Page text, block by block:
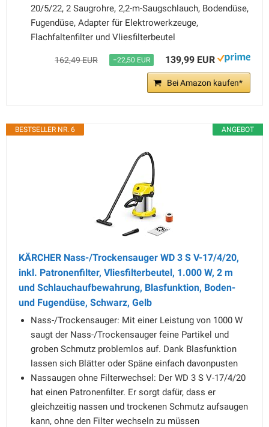
20/5/22, 2 Saugrohre, 2,2-m-Saugschlauch, Bodendüse,
Fugendüse, Adapter für Elektrowerkzeuge,
Flachfaltenfilter und Vliesfilterbeutel
162,49 EUR −22,50 EUR 139,99 EUR
Bei Amazon kaufen*
ANGEBOT
BESTSELLER NR. 6
KÄRCHER Nass-/Trockensauger WD 3 S V-17/4/20,
inkl. Patronenfilter, Vliesfilterbeutel, 1.000 W, 2 m
und Schlauchaufbewahrung, Blasfunktion, Boden-
und Fugendüse, Schwarz, Gelb
Nass-/Trockensauger: Mit einer Leistung von 1000 W
saugt der Nass-/Trockensauger feine Partikel und
groben Schmutz problemlos auf. Dank Blasfunktion
lassen sich Blätter oder Späne einfach davonpusten
Nassaugen ohne Filterwechsel: Der WD 3 S V-17/4/20
hat einen Patronenfilter. Er sorgt dafür, dass er
gleichzeitig nassen und trockenen Schmutz aufsaugen
kann, ohne den Filter wechseln zu müssen